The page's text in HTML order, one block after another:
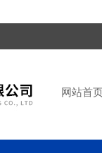
网站首